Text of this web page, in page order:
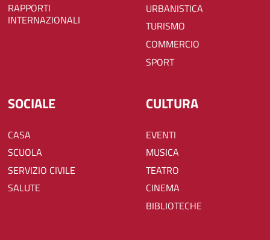
RAPPORTI
INTERNAZIONALI
URBANISTICA
TURISMO
COMMERCIO
SPORT
SOCIALE
CASA
SCUOLA
SERVIZIO CIVILE
SALUTE
CULTURA
EVENTI
MUSICA
TEATRO
CINEMA
BIBLIOTECHE